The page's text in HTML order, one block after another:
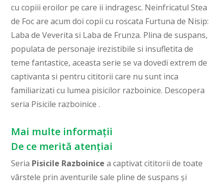
cu copiii eroilor pe care ii indragesc. Neinfricatul Stea
de Foc are acum doi copii cu roscata Furtuna de Nisip:
Laba de Veverita si Laba de Frunza. Plina de suspans,
populata de personaje irezistibile si insufletita de
teme fantastice, aceasta serie se va dovedi extrem de
captivanta si pentru cititorii care nu sunt inca
familiarizati cu lumea pisicilor razboinice. Descopera
seria Pisicile razboinice .
Mai multe informații
De ce merită atențiai
Seria Pisicile Razboinice a captivat cititorii de toate
vârstele prin aventurile sale pline de suspans și